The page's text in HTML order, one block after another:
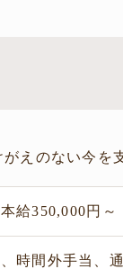
えのない今を
給350,000円～
時間外手当、